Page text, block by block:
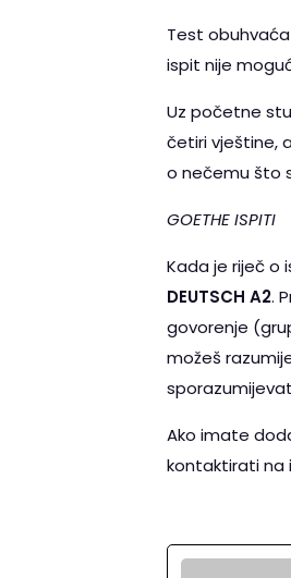
Test
ispit nije
Uz početne
četiri vještine,
o nečemu što
GOETHE ISPITI
Kada je riječ o
DEUTSCH A2.
govorenje
možeš
Ako imate
kontaktirati na